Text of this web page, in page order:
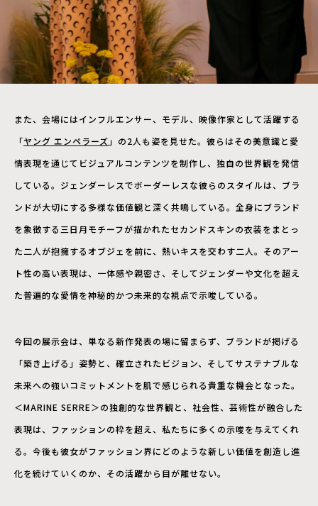
また、会場にはインフルエンサー、モデル、映像作家として活躍する
「ヤング エンペラーズ 」の2人も姿を見せた。彼らはその美意識と愛
情表現を通じてビジュアルコンテンツを制作し、独自の世界観を発信
している。ジェンダーレスでボーダーレスな彼らのスタイルは、ブラ
ンドが大切にする多様な価値観と深く共鳴している。全身にブランド
を象徴する三日月モチーフが描かれたセカンドスキンの衣装をまとっ
た二人が抱擁するオブジェを前に、熱いキスを交わす二人。そのアー
ト性の高い表現は、一体感や親密さ、そしてジェンダーや文化を超え
た普遍的な愛情を神秘的かつ未来的な視点で示唆している。
今回の展示会は、単なる新作発表の場に留まらず、ブランドが掲げる
「築き上げる」姿勢と、確立されたビジョン、そしてサステナブルな
未来への強いコミットメントを肌で感じられる貴重な機会となった。
＜MARINE SERRE＞の独創的な世界観と、社会性、芸術性が融合した
表現は、ファッションの枠を超え、私たちに多くの示唆を与えてくれ
る。今後も彼女がファッション界にどのような新しい価値を創造し進
化を続けていくのか、その活躍から目が離せない。